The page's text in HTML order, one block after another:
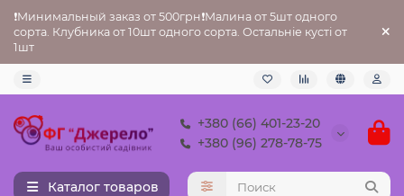
❗Минимальный заказ от 500грн❗Малина от 5шт одного
сорта. Клубника от 10шт одного сорта. Остальніе кусті от
1шт
+380 (66) 401-23-20
+380 (96) 278-78-75
Каталог товаров